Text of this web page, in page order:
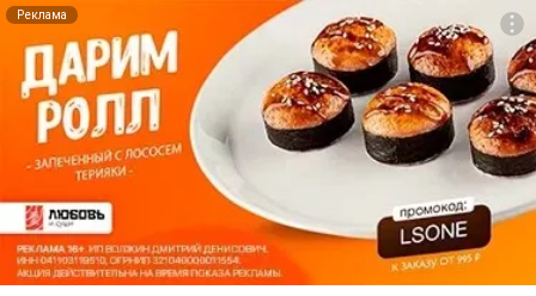
Реклама